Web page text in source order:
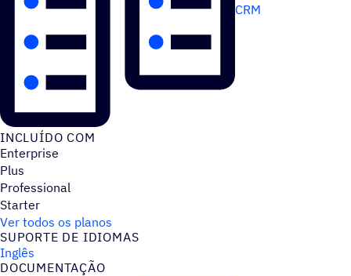
CRM
INCLUÍDO COM
Enterprise
Plus
Professional
Starter
Ver todos os planos
SUPORTE DE IDIOMAS
Inglês
DOCUMENTAÇÃO